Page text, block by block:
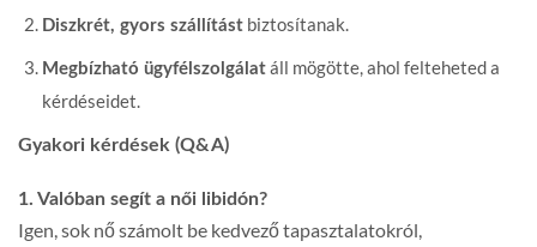
Diszkrét, gyors szállítást biztosítanak.
Megbízható ügyfélszolgálat áll mögötte, ahol felteheted a
kérdéseidet.
Gyakori kérdések (Q&A)
1. Valóban segít a női libidón?
Igen, sok nő számolt be kedvező tapasztalatokról,